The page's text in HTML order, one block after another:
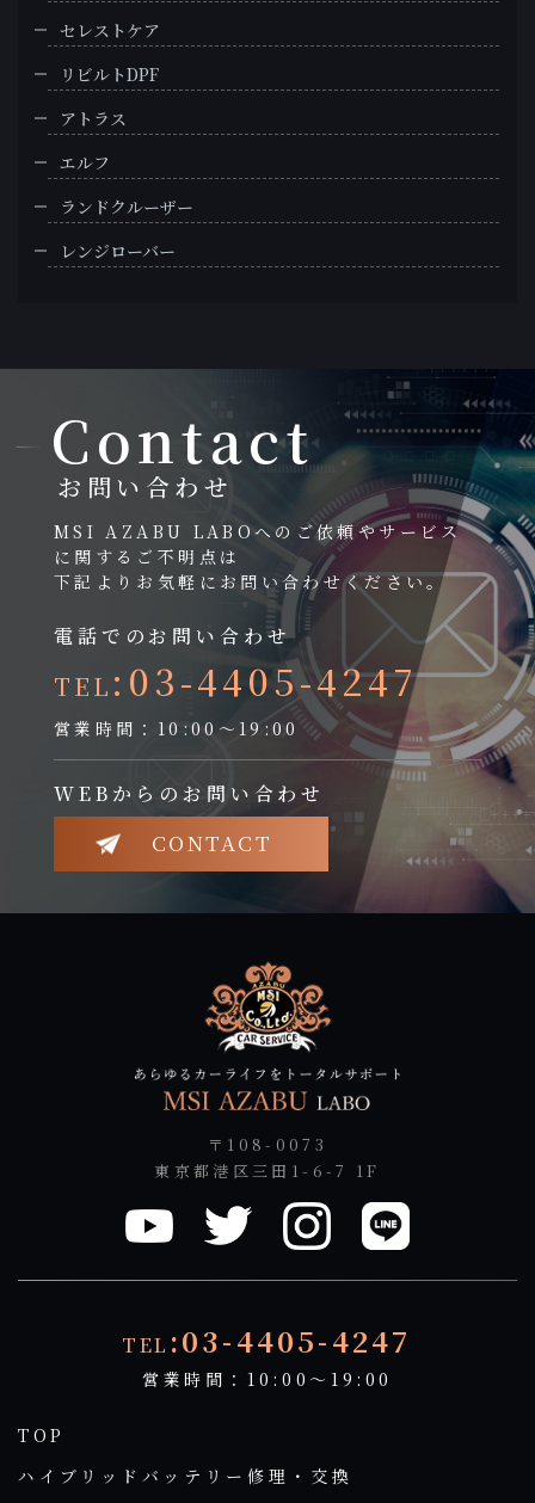
セレストケア
リビルトDPF
アトラス
エルフ
ランドクルーザー
レンジローバー
Contact
お問い合わせ
MSI AZABU LABOへのご依頼やサービス
に関するご不明点は
下記よりお気軽にお問い合わせください。
電話でのお問い合わせ
TEL :03-4405-4247
営業時間：10:00～19:00
WEBからのお問い合わせ
CONTACT
〒108-0073
東京都港区三田1-6-7 1F
TEL :03-4405-4247
営業時間：10:00～19:00
TOP
ハイブリッドバッテリー修理・交換